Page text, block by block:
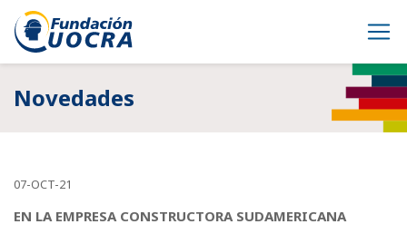
Novedades
07-OCT-21
EN LA EMPRESA CONSTRUCTORA SUDAMERICANA